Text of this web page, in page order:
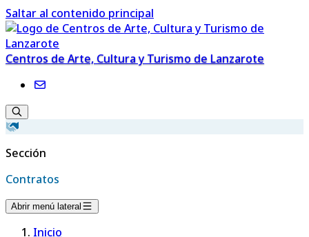
Saltar al contenido principal
Centros de Arte, Cultura y Turismo de Lanzarote
Sección
Contratos
Abrir menú lateral
Inicio